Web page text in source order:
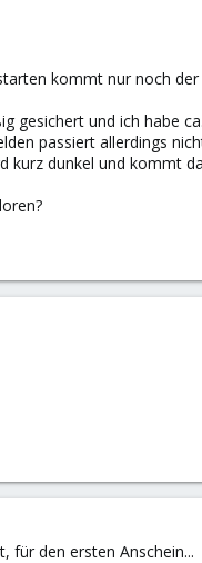
kommt nur noch
und ich habe
passiert allerdings
dunkel und kommt
für den ersten Anschein...